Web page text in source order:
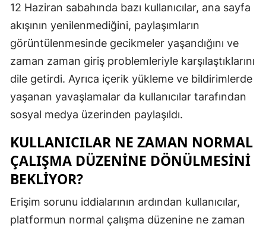
Niğde
Rize
Sakarya
Sinop
Tekirdağ
12 Haziran sabahında bazı kullanıcılar, ana sayfa
akışının yenilenmediğini, paylaşımların
görüntülenmesinde gecikmeler yaşandığını ve
zaman zaman giriş problemleriyle karşılaştıklarını
dile getirdi. Ayrıca içerik yükleme ve bildirimlerde
yaşanan yavaşlamalar da kullanıcılar tarafından
sosyal medya üzerinden paylaşıldı.
KULLANICILAR NE ZAMAN NORMAL
ÇALIŞMA DÜZENINE DÖNÜLMESINI
BEKLIYOR?
Erişim sorunu iddialarının ardından kullanıcılar,
platformun normal çalışma düzenine ne zaman